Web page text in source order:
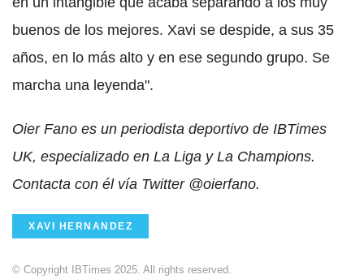
buenos de los mejores. Xavi se despide, a sus 35
años, en lo más alto y en ese segundo grupo. Se
marcha una leyenda".
Oier Fano es un periodista deportivo de IBTimes
UK, especializado en La Liga y La Champions.
Contacta con él vía Twitter @oierfano.
XAVI HERNANDEZ
© Copyright IBTimes 2025. All rights reserved.